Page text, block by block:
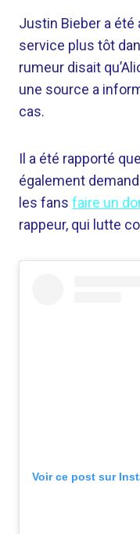
Justin Bieber a
service plus tôt
rumeur disait
une source a
cas.
Il a été rapporté
également
les fans faire un
rappeur, qui lutte
Voir ce post sur